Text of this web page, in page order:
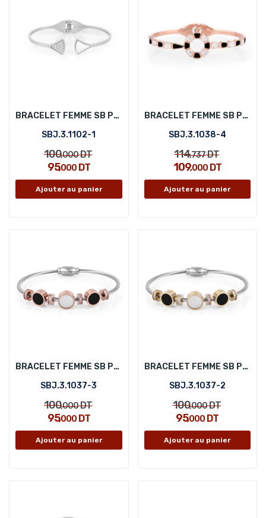
BRACELET FEMME SB POLO SBJ.3.1102-1
SBJ.3.1102-1
100,000DT
95,000DT
Ajouter au panier
BRACELET FEMME SB POLO SBJ.3.1038-4
SBJ.3.1038-4
114,737DT
109,000DT
Ajouter au panier
BRACELET FEMME SB POLO SBJ.3.1037-3
SBJ.3.1037-3
100,000DT
95,000DT
Ajouter au panier
BRACELET FEMME SB POLO SBJ.3.1037-2
SBJ.3.1037-2
100,000DT
95,000 DT
Ajouter au panier